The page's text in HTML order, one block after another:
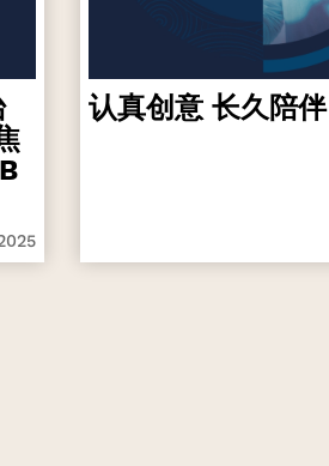
认真创意 长久陪伴